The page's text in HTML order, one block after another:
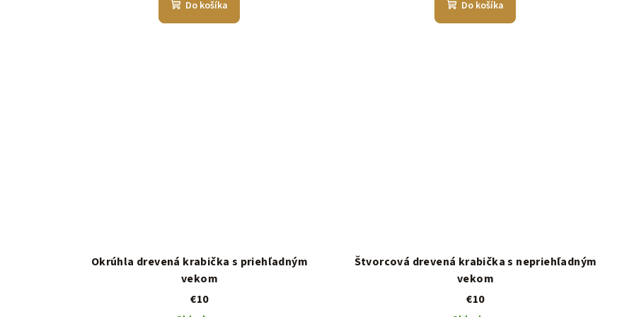
Do košíka Do košíka
Okrúhla drevená krabička s priehľadným
vekom
€10
Štvorcová drevená krabička s nepriehľadným
vekom
€10